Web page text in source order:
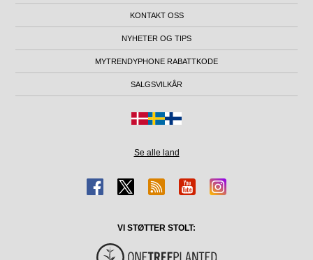
KONTAKT OSS
NYHETER OG TIPS
MYTRENDYPHONE RABATTKODE
SALGSVILKÅR
Se alle land
VI STØTTER STOLT: